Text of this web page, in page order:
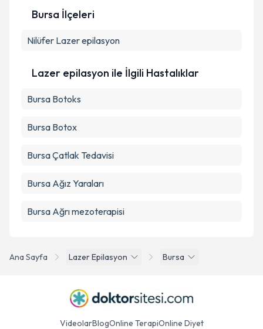
Kişisel verilerimin işlenmesine ilişkin
Metni'ni okudum ve kişisel verilerimin belirtilen
Takvim Talebini Gönder
Ana Sayfa Lazer Epilasyon Bursa
Bursa İlçeleri
Nilüfer Lazer epilasyon
Lazer epilasyon ile İlgili Hastalıklar
Bursa Botoks
Bursa Botox
Bursa Çatlak Tedavisi
Bursa Ağız Yaraları
Bursa Ağrı mezoterapisi
VideolarBlogOnline TerapiOnline Diyet